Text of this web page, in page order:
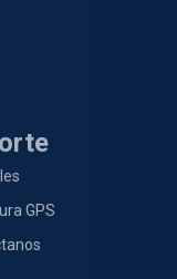
GPS